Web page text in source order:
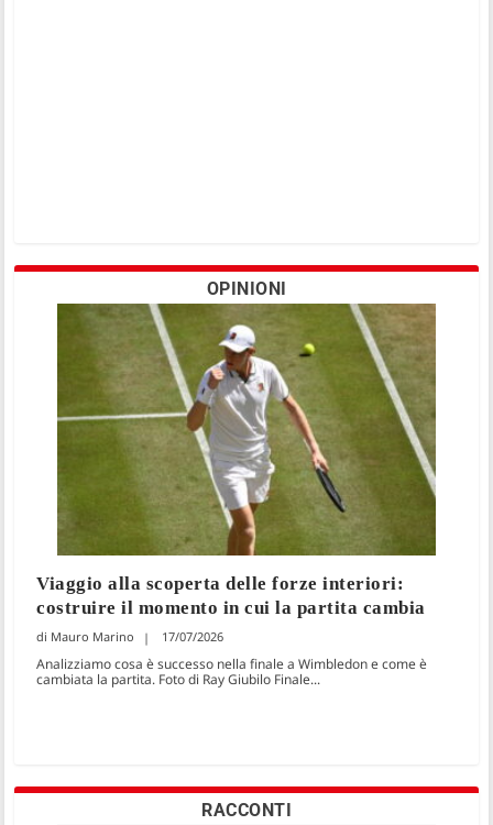
OPINIONI
Viaggio alla scoperta delle forze interiori:
costruire il momento in cui la partita cambia
Mauro Marino 17/07/2026
Analizziamo cosa è successo nella finale a Wimbledon e come è
cambiata la partita. Foto di Ray Giubilo Finale...
RACCONTI